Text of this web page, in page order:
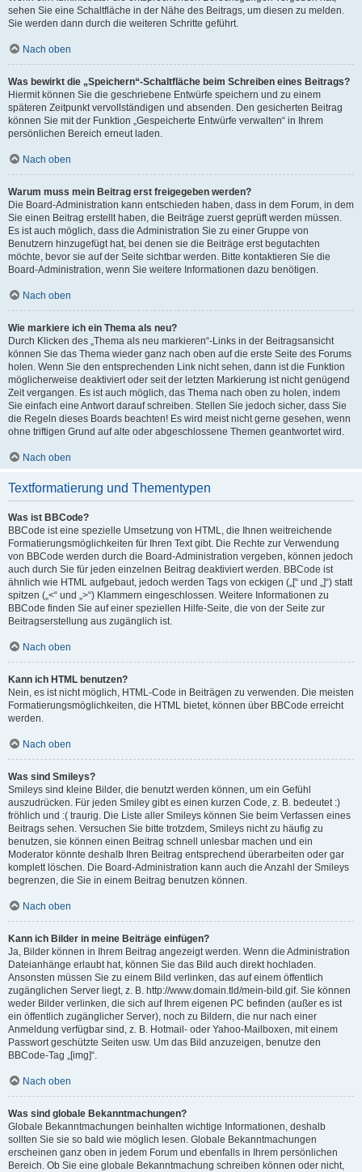
sehen Sie eine Schaltfläche in der Nähe des Beitrags, um diesen zu melden.
Sie werden dann durch die weiteren Schritte geführt.
Nach oben
Was bewirkt die „Speichern“-Schaltfläche beim Schreiben eines Beitrags?
Hiermit können Sie die geschriebene Entwürfe speichern und zu einem
späteren Zeitpunkt vervollständigen und absenden. Den gesicherten Beitrag
können Sie mit der Funktion „Gespeicherte Entwürfe verwalten“ in Ihrem
persönlichen Bereich erneut laden.
Nach oben
Warum muss mein Beitrag erst freigegeben werden?
Die Board-Administration kann entschieden haben, dass in dem Forum, in dem
Sie einen Beitrag erstellt haben, die Beiträge zuerst geprüft werden müssen.
Es ist auch möglich, dass die Administration Sie zu einer Gruppe von
Benutzern hinzugefügt hat, bei denen sie die Beiträge erst begutachten
möchte, bevor sie auf der Seite sichtbar werden. Bitte kontaktieren Sie die
Board-Administration, wenn Sie weitere Informationen dazu benötigen.
Nach oben
Wie markiere ich ein Thema als neu?
Durch Klicken des „Thema als neu markieren“-Links in der Beitragsansicht
können Sie das Thema wieder ganz nach oben auf die erste Seite des Forums
holen. Wenn Sie den entsprechenden Link nicht sehen, dann ist die Funktion
möglicherweise deaktiviert oder seit der letzten Markierung ist nicht genügend
Zeit vergangen. Es ist auch möglich, das Thema nach oben zu holen, indem
Sie einfach eine Antwort darauf schreiben. Stellen Sie jedoch sicher, dass Sie
die Regeln dieses Boards beachten! Es wird meist nicht gerne gesehen, wenn
ohne triftigen Grund auf alte oder abgeschlossene Themen geantwortet wird.
Nach oben
Textformatierung und Thementypen
Was ist BBCode?
BBCode ist eine spezielle Umsetzung von HTML, die Ihnen weitreichende
Formatierungsmöglichkeiten für Ihren Text gibt. Die Rechte zur Verwendung
von BBCode werden durch die Board-Administration vergeben, können jedoch
auch durch Sie für jeden einzelnen Beitrag deaktiviert werden. BBCode ist
ähnlich wie HTML aufgebaut, jedoch werden Tags von eckigen („[“ und „]“) statt
spitzen („<“ und „>“) Klammern eingeschlossen. Weitere Informationen zu
BBCode finden Sie auf einer speziellen Hilfe-Seite, die von der Seite zur
Beitragserstellung aus zugänglich ist.
Nach oben
Kann ich HTML benutzen?
Nein, es ist nicht möglich, HTML-Code in Beiträgen zu verwenden. Die meisten
Formatierungsmöglichkeiten, die HTML bietet, können über BBCode erreicht
werden.
Nach oben
Was sind Smileys?
Smileys sind kleine Bilder, die benutzt werden können, um ein Gefühl
auszudrücken. Für jeden Smiley gibt es einen kurzen Code, z. B. bedeutet :)
fröhlich und :( traurig. Die Liste aller Smileys können Sie beim Verfassen eines
Beitrags sehen. Versuchen Sie bitte trotzdem, Smileys nicht zu häufig zu
benutzen, sie können einen Beitrag schnell unlesbar machen und ein
Moderator könnte deshalb Ihren Beitrag entsprechend überarbeiten oder gar
komplett löschen. Die Board-Administration kann auch die Anzahl der Smileys
begrenzen, die Sie in einem Beitrag benutzen können.
Nach oben
Kann ich Bilder in meine Beiträge einfügen?
Ja, Bilder können in Ihrem Beitrag angezeigt werden. Wenn die Administration
Dateianhänge erlaubt hat, können Sie das Bild auch direkt hochladen.
Ansonsten müssen Sie zu einem Bild verlinken, das auf einem öffentlich
zugänglichen Server liegt, z. B. http://www.domain.tld/mein-bild.gif. Sie können
weder Bilder verlinken, die sich auf Ihrem eigenen PC befinden (außer es ist
ein öffentlich zugänglicher Server), noch zu Bildern, die nur nach einer
Anmeldung verfügbar sind, z. B. Hotmail- oder Yahoo-Mailboxen, mit einem
Passwort geschützte Seiten usw. Um das Bild anzuzeigen, benutze den
BBCode-Tag „[img]“.
Nach oben
Was sind globale Bekanntmachungen?
Globale Bekanntmachungen beinhalten wichtige Informationen, deshalb
sollten Sie sie so bald wie möglich lesen. Globale Bekanntmachungen
erscheinen ganz oben in jedem Forum und ebenfalls in Ihrem persönlichen
Bereich. Ob Sie eine globale Bekanntmachung schreiben können oder nicht,